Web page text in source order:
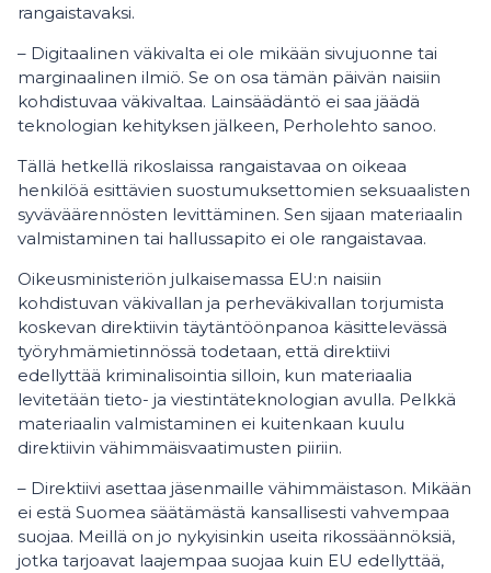
rangaistavaksi.
– Digitaalinen väkivalta ei ole mikään sivujuonne tai
marginaalinen ilmiö. Se on osa tämän päivän naisiin
kohdistuvaa väkivaltaa. Lainsäädäntö ei saa jäädä
teknologian kehityksen jälkeen, Perholehto sanoo.
Tällä hetkellä rikoslaissa rangaistavaa on oikeaa
henkilöä esittävien suostumuksettomien seksuaalisten
syväväärennösten levittäminen. Sen sijaan materiaalin
valmistaminen tai hallussapito ei ole rangaistavaa.
Oikeusministeriön julkaisemassa EU:n naisiin
kohdistuvan väkivallan ja perheväkivallan torjumista
koskevan direktiivin täytäntöönpanoa käsittelevässä
työryhmämietinnössä todetaan, että direktiivi
edellyttää kriminalisointia silloin, kun materiaalia
levitetään tieto- ja viestintäteknologian avulla. Pelkkä
materiaalin valmistaminen ei kuitenkaan kuulu
direktiivin vähimmäisvaatimusten piiriin.
– Direktiivi asettaa jäsenmaille vähimmäistason. Mikään
ei estä Suomea säätämästä kansallisesti vahvempaa
suojaa. Meillä on jo nykyisinkin useita rikossäännöksiä,
jotka tarjoavat laajempaa suojaa kuin EU edellyttää,